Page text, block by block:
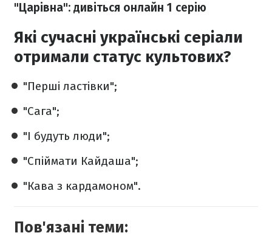
"Царівна": дивіться онлайн 1 серію
Які сучасні українські серіали
отримали статус культових?
"Перші ластівки";
"Сага";
"І будуть люди";
"Спіймати Кайдаша";
"Кава з кардамоном".
Пов'язані теми: